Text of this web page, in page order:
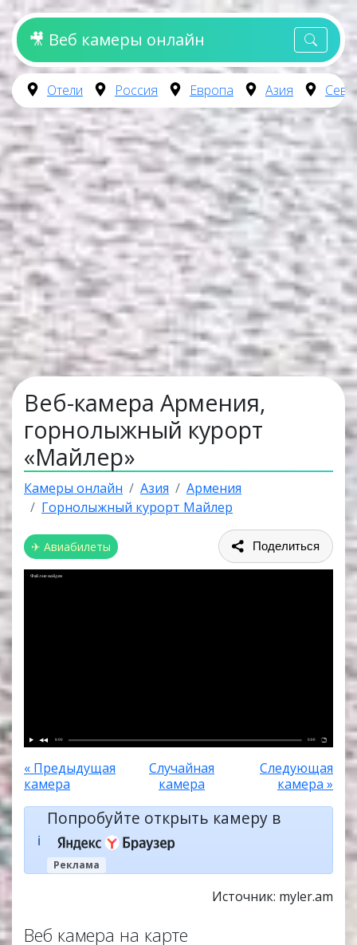
🎥 Веб камеры онлайн
Отели Россия Европа Азия
Веб-камера Армения,
горнолыжный курорт
«Майлер»
Камеры онлайн Азия
Армения
Горнолыжный курорт Майлер
✈ Авиабилеты Поделиться
Файл не найден
0:00 0:00
« Предыдущая
камера
Случайная
камера
Следующая
камера »
ℹ️
Попробуйте открыть камеру в
Реклама
Источник: myler.am
Веб камера на карте